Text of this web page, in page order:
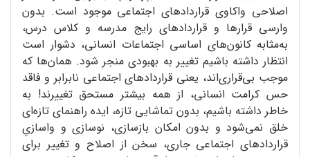
اصلاحی واکاوی قراردادهای اجتماعی موجود است. بدون
وارسی قرارها و قراردادهای رایج مدرسه و کلاس درس،
به‌مثابه کانون‌های اساسی اجتماعات انسانی، دشوار است
انتظار داشته باشیم تغییر به بهبودی منجر شود. همان‌ها که
موجب بی‌قراری‌اند، یعنی قراردادهای اجتماعی نابرابر و فاقد
حس کرامت انسانی، از همه بیشتر مستحق تغییرند! به
خاطر داشته باشیم، بدون تماشایی تازه، ایده راهنمای تازه‌ای
خلق نمی‌شود و بدون امکان بازسازی، نوسازی و واسازیِ
قراردادهای اجتماعی جاری، سخن از اصلاح و تغییر برای